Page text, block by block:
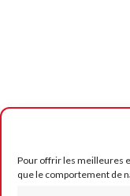
Pour offrir les meilleures
que le comportement de